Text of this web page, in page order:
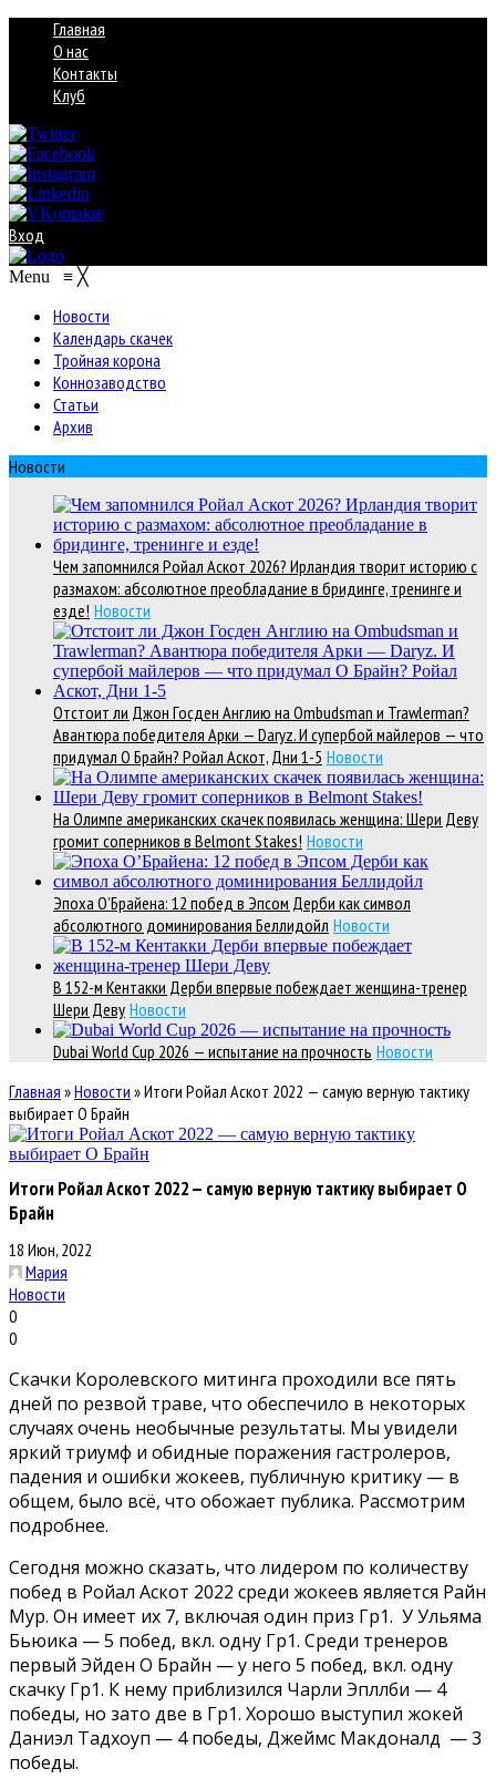
Главная
О нас
Контакты
Клуб
Вход
Menu ≡ ╳
Новости
Календарь скачек
Тройная корона
Коннозаводство
Статьи
Архив
Новости
Чем запомнился Ройал Аскот 2026? Ирландия творит историю с
размахом: абсолютное преобладание в бридинге, тренинге и
езде! Новости
Отстоит ли Джон Госден Англию на Ombudsman и Trawlerman?
Авантюра победителя Арки — Daryz. И супербой майлеров — что
придумал О Брайн? Ройал Аскот, Дни 1-5 Новости
На Олимпе американских скачек появилась женщина: Шери Деву
громит соперников в Belmont Stakes! Новости
Эпоха О’Брайена: 12 побед в Эпсом Дерби как символ
абсолютного доминирования Беллидойл Новости
В 152-м Кентакки Дерби впервые побеждает женщина-тренер
Шери Деву Новости
Dubai World Cup 2026 — испытание на прочность Новости
Главная »Новости »Итоги Ройал Аскот 2022 — самую верную тактику
выбирает О Брайн
Итоги Ройал Аскот 2022 — самую верную тактику выбирает О
Брайн
18 Июн, 2022
Мария
Новости
0
0
Скачки Королевского митинга проходили все пять
дней по резвой траве, что обеспечило в некоторых
случаях очень необычные результаты. Мы увидели
яркий триумф и обидные поражения гастролеров,
падения и ошибки жокеев, публичную критику — в
общем, было всё, что обожает публика. Рассмотрим
подробнее.
Сегодня можно сказать, что лидером по количеству
побед в Ройал Аскот 2022 среди жокеев является Райн
Мур. Он имеет их 7, включая один приз Гр1. У Ульяма
Бьюика — 5 побед, вкл. одну Гр1. Среди тренеров
первый Эйден О Брайн — у него 5 побед, вкл. одну
скачку Гр1. К нему приблизился Чарли Эпллби — 4
победы, но зато две в Гр1. Хорошо выступил жокей
Даниэл Тадхоуп — 4 победы, Джеймс Макдоналд — 3
победы.